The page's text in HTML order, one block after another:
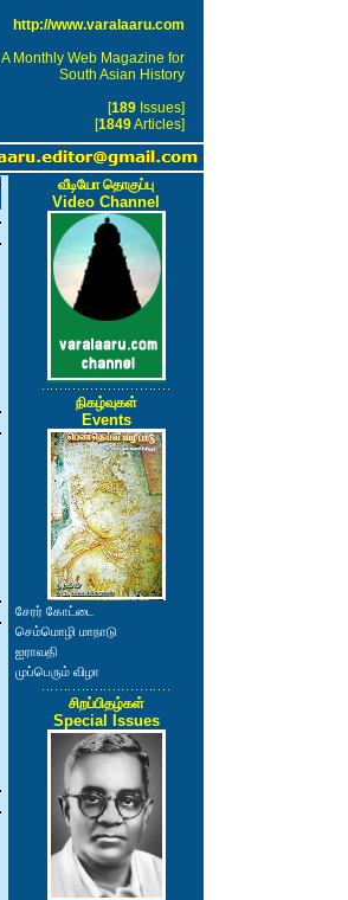
http://www.varalaaru.com
A Monthly Web Magazine for
South Asian History
[189Issues]
[1849Articles]
வீடியோ தொகுப்பு
Video Channel
நிகழ்வுகள்
Events
சேரர் கோட்டை
செம்மொழி மாநாடு
ஐராவதி
முப்பெரும் விழா
சிறப்பிதழ்கள்
Special Issues